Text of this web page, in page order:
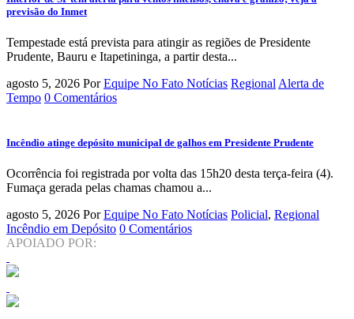
previsão do Inmet
Tempestade está prevista para atingir as regiões de Presidente
Prudente, Bauru e Itapetininga, a partir desta...
agosto 5, 2026 Por Equipe No Fato Notícias Regional Alerta de
Tempo 0 Comentários
Incêndio atinge depósito municipal de galhos em Presidente Prudente
Ocorrência foi registrada por volta das 15h20 desta terça-feira (4).
Fumaça gerada pelas chamas chamou a...
agosto 5, 2026 Por Equipe No Fato Notícias Policial, Regional
Incêndio em Depósito 0 Comentários
APOIADO POR: